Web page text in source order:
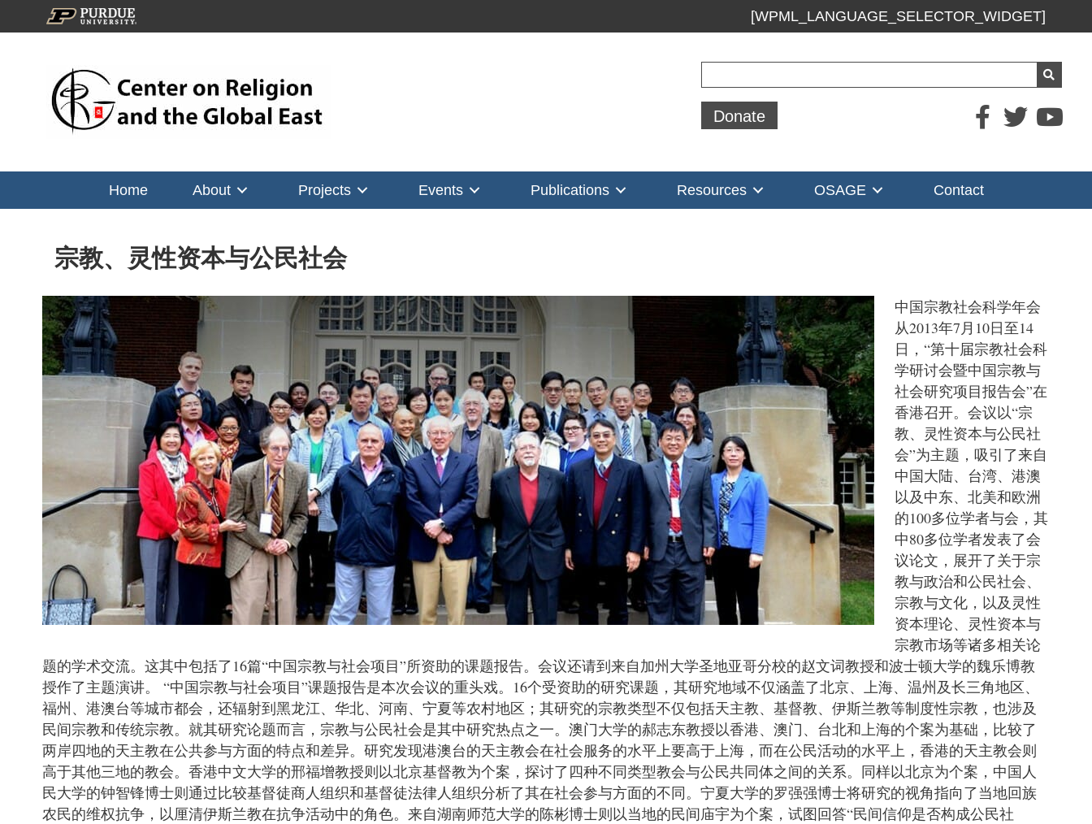
[WPML_LANGUAGE_SELECTOR_WIDGET]
Donate
Home About Projects Events Publications Resources OSAGE Contact
宗教、灵性资本与公民社会
中国宗教社会科学年会
从2013年7月10日至14
日，“第十届宗教社会科
学研讨会暨中国宗教与
社会研究项目报告会”在
香港召开。会议以“宗
教、灵性资本与公民社
会”为主题，吸引了来自
中国大陆、台湾、港澳
以及中东、北美和欧洲
的100多位学者与会，其
中80多位学者发表了会
议论文，展开了关于宗
教与政治和公民社会、
宗教与文化，以及灵性
资本理论、灵性资本与
宗教市场等诸多相关论
题的学术交流。这其中包括了16篇“中国宗教与社会项目”所资助的课题报告。会议还请到来自加州大学圣地亚哥分校的赵文词教授和波士顿大学的魏乐博教
授作了主题演讲。 “中国宗教与社会项目”课题报告是本次会议的重头戏。16个受资助的研究课题，其研究地域不仅涵盖了北京、上海、温州及长三角地区、
福州、港澳台等城市都会，还辐射到黑龙江、华北、河南、宁夏等农村地区；其研究的宗教类型不仅包括天主教、基督教、伊斯兰教等制度性宗教，也涉及
民间宗教和传统宗教。就其研究论题而言，宗教与公民社会是其中研究热点之一。澳门大学的郝志东教授以香港、澳门、台北和上海的个案为基础，比较了
两岸四地的天主教在公共参与方面的特点和差异。研究发现港澳台的天主教会在社会服务的水平上要高于上海，而在公民活动的水平上，香港的天主教会则
高于其他三地的教会。香港中文大学的邢福增教授则以北京基督教为个案，探讨了四种不同类型教会与公民共同体之间的关系。同样以北京为个案，中国人
民大学的钟智锋博士则通过比较基督徒商人组织和基督徒法律人组织分析了其在社会参与方面的不同。宁夏大学的罗强强博士将研究的视角指向了当地回族
农民的维权抗争，以厘清伊斯兰教在抗争活动中的角色。来自湖南师范大学的陈彬博士则以当地的民间庙宇为个案，试图回答“民间信仰是否构成公民社